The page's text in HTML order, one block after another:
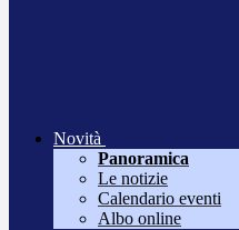
Novità
Panoramica
Le notizie
Calendario eventi
Albo online